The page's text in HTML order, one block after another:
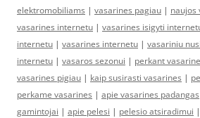
elektromobiliams | vasarines pagiau | naujos
vasarines internetu | vasarines isigyti
internetu | vasarines internetu | vasariniu
internetu | vasaros sezonui | perkant
vasarines pigiau | kaip susirasti vasarines |
perkame vasarines | apie vasarines padangas
gamintojai | apie pelesi | pelesio atsiradimui |